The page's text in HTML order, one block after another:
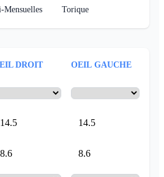
Mensuelles
Torique
DROIT OEIL GAUCHE
14.5 14.5
8.6 8.6